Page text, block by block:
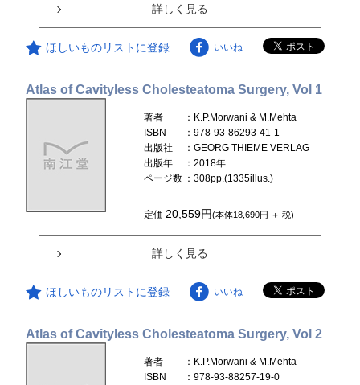
詳しく見る
ほしいものリストに登録 いいね
Atlas of Cavityless Cholesteatoma Surgery, Vol 1
著者
：K.P.Morwani & M.Mehta
ISBN
：978-93-86293-41-1
出版社
：GEORG THIEME VERLAG
出版年
：2018年
ページ数 ：308pp.(1335illus.)
定価 20,559円(本体18,690円 ＋ 税)
詳しく見る
ほしいものリストに登録 いいね
Atlas of Cavityless Cholesteatoma Surgery, Vol 2
著者
：K.P.Morwani & M.Mehta
ISBN
：978-93-88257-19-0